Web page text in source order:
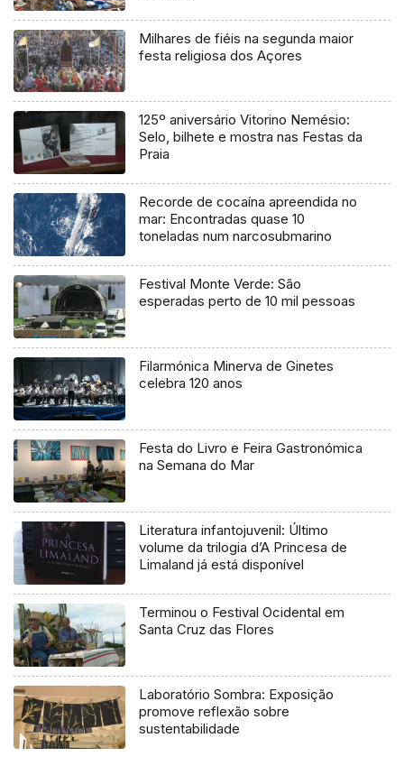
Milhares de fiéis na segunda maior
festa religiosa dos Açores
125º aniversário Vitorino Nemésio:
Selo, bilhete e mostra nas Festas da
Praia
Recorde de cocaína apreendida no
mar: Encontradas quase 10
toneladas num narcosubmarino
Festival Monte Verde: São
esperadas perto de 10 mil pessoas
Filarmónica Minerva de Ginetes
celebra 120 anos
Festa do Livro e Feira Gastronómica
na Semana do Mar
Literatura infantojuvenil: Último
volume da trilogia d’A Princesa de
Limaland já está disponível
Terminou o Festival Ocidental em
Santa Cruz das Flores
Laboratório Sombra: Exposição
promove reflexão sobre
sustentabilidade